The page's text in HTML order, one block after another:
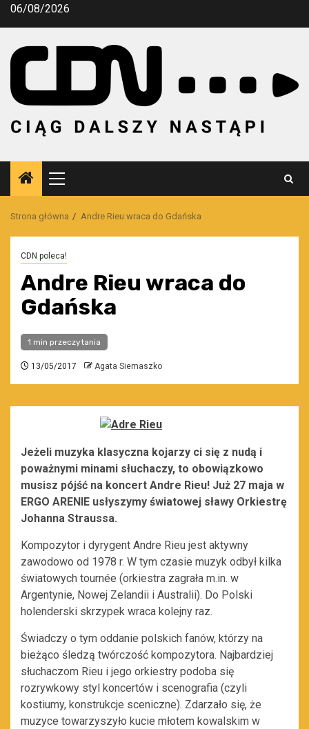
Przejdź
06/08/2026
Menu
główne
Strona główna Andre Rieu wraca do Gdańska
CDN poleca!
Andre Rieu wraca do
Gdańska
1 min przeczytania
13/05/2017 Agata Siemaszko
Jeżeli muzyka klasyczna kojarzy ci się z nudą i
poważnymi minami słuchaczy, to obowiązkowo
musisz pójść na koncert Andre Rieu! Już 27 maja w
ERGO ARENIE usłyszymy światowej sławy Orkiestrę
Johanna Straussa.
Kompozytor i dyrygent Andre Rieu jest aktywny
zawodowo od 1978 r. W tym czasie muzyk odbył kilka
światowych tournée (orkiestra zagrała m.in. w
Argentynie, Nowej Zelandii i Australii). Do Polski
holenderski skrzypek wraca kolejny raz.
Świadczy o tym oddanie polskich fanów, którzy na
bieżąco śledzą twórczość kompozytora. Najbardziej
słuchaczom Rieu i jego orkiestry podoba się
rozrywkowy styl koncertów i scenografia (czyli
kostiumy, konstrukcje sceniczne). Zdarzało się, że
muzyce towarzyszyło kucie młotem kowalskim w